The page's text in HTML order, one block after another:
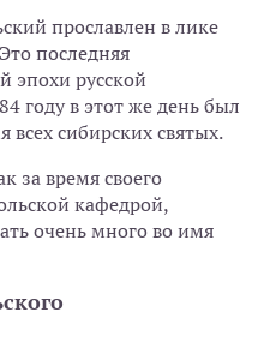
прославлен в лике
последняя
эпохи русской
году в этот же день был
сибирских святых.
за время своего
кафедрой,
очень много во имя